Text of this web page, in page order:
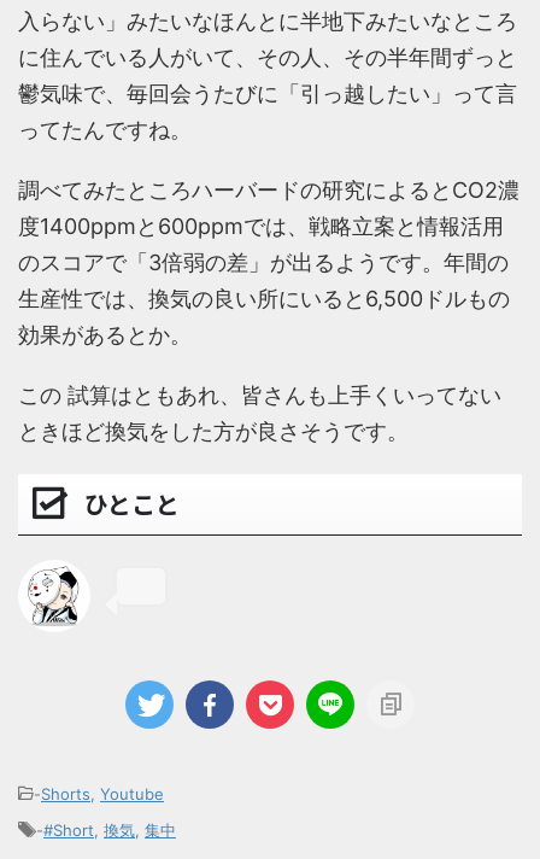
入らない」みたいなほんとに半地下みたいなところ
に住んでいる人がいて、その人、その半年間ずっと
鬱気味で、毎回会うたびに「引っ越したい」って言
ってたんですね。
調べてみたところハーバードの研究によるとCO2濃
度1400ppmと600ppmでは、戦略立案と情報活用
のスコアで「3倍弱の差」が出るようです。年間の
生産性では、換気の良い所にいると6,500ドルもの
効果があるとか。
この 試算はともあれ、皆さんも上手くいってない
ときほど換気をした方が良さそうです。
ひとこと
-Shorts Youtube
-#Short 換気 集中